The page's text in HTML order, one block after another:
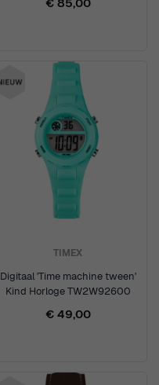
TIMEX
Digitaal 'Time machine tween'
Kind Horloge TW2W92600
€ 49,00